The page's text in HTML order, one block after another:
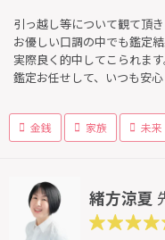
引っ越し等について観て頂
お優しい口調の中でも鑑定
実際良く的中してこられます
鑑定お任せして、いつも安心
金銭 家族 未来
緒方涼夏